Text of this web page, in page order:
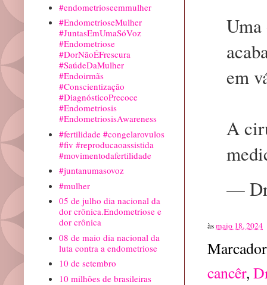
em
A
—
àsmaio 18, 2024
cancêr,
#endometrioseemmulher
#EndometrioseMulher
#JuntasEmUmaSóVoz
#Endometriose
#DorNãoÉFrescura
#SaúdeDaMulher
#Endoirmãs
#Conscientização
#DiagnósticoPrecoce
#Endometriosis
#EndometriosisAwareness
#fertilidade #congelarovulos
#fiv #reproducaoassistida
#movimentodafertilidade
#juntanumasovoz
#mulher
05 de julho dia nacional da
dor crônica.Endometriose e
dor crônica
08 de maio dia nacional da
luta contra a endometriose
10 de setembro
10 milhões de brasileiras